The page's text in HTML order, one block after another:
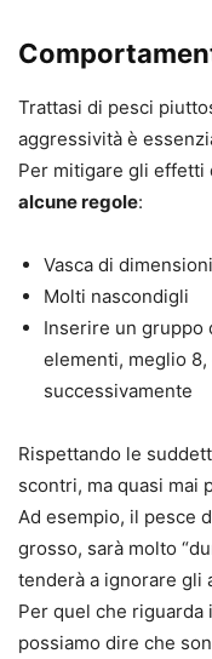
Trattasi di pesci
aggressività è
Per mitigare gli
alcune regole:
Vasca di
Molti nascondigli
Inserire un gruppo
elementi, meglio
successivamente
Rispettando le
scontri, ma quasi mai
Ad esempio, il pesce
grosso, sarà molto
tenderà a ignorare gli
Per quel che
possiamo dire che